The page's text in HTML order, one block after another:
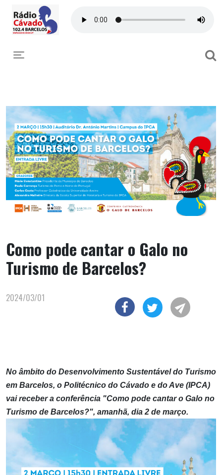
Toggle navigation
Como pode cantar o Galo no
Turismo de Barcelos?
2024/03/01
No âmbito do Desenvolvimento Sustentável do Turismo
em Barcelos, o Politécnico do Cávado e do Ave (IPCA)
vai receber a conferência "Como pode cantar o Galo no
Turismo de Barcelos?", amanhã, dia 2 de março.